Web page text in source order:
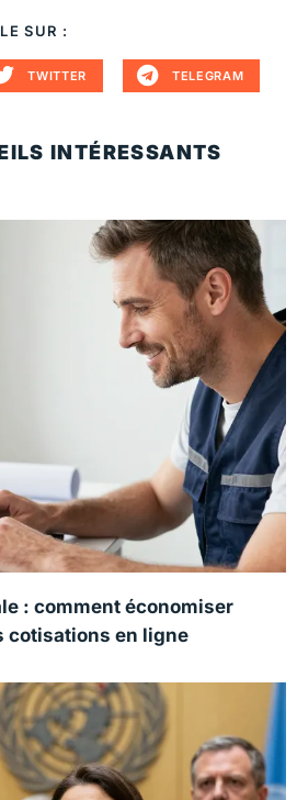
SUR :
TWITTER TELEGRAM
INTÉRESSANTS
: comment économiser
cotisations en ligne